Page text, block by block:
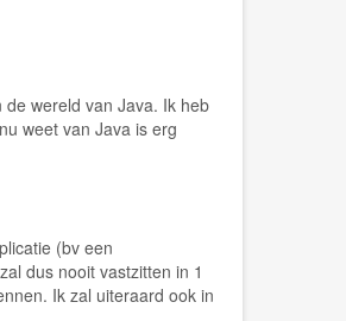
wereld van Java. Ik heb
weet van Java is erg
(bv een
dus nooit vastzitten in 1
Ik zal uiteraard ook in